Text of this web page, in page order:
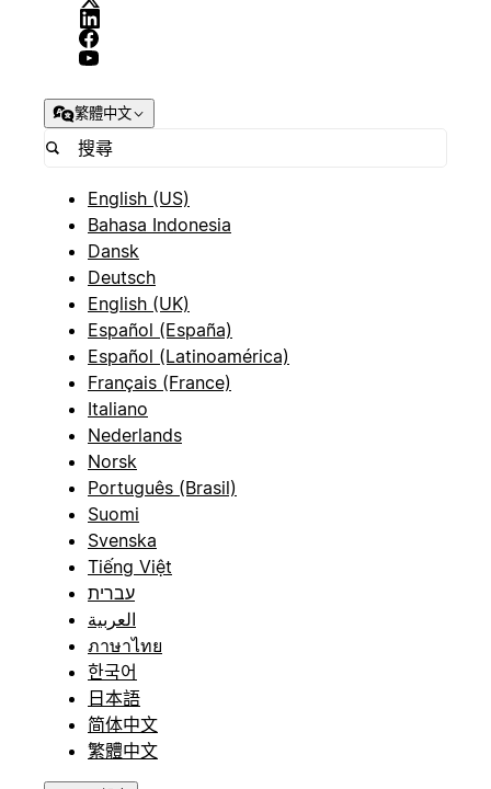
繁體中文
English (US)
Bahasa Indonesia
Dansk
Deutsch
English (UK)
Español (España)
Español (Latinoamérica)
Français (France)
Italiano
Nederlands
Norsk
Português (Brasil)
Suomi
Svenska
Tiếng Việt
עברית
العربية
ภาษาไทย
한국어
日本語
简体中文
繁體中文